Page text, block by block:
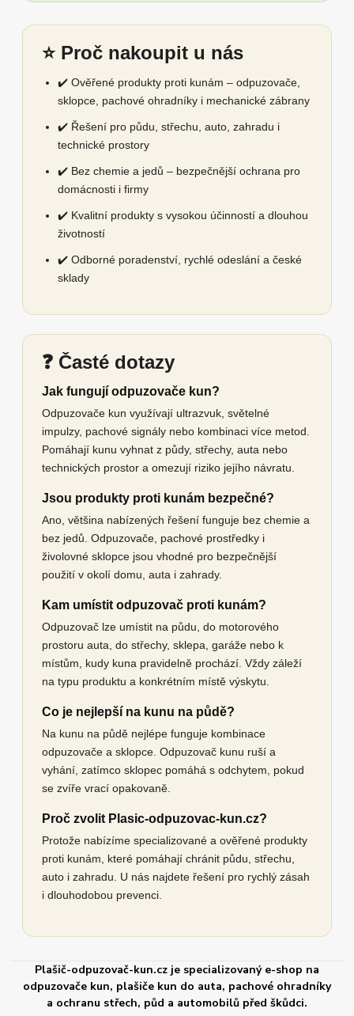
⭐ Proč nakoupit u nás
✔️ Ověřené produkty proti kunám – odpuzovače,
sklopce, pachové ohradníky i mechanické zábrany
✔️ Řešení pro půdu, střechu, auto, zahradu i
technické prostory
✔️ Bez chemie a jedů – bezpečnější ochrana pro
domácnosti i firmy
✔️ Kvalitní produkty s vysokou účinností a dlouhou
životností
✔️ Odborné poradenství, rychlé odeslání a české
sklady
❓ Časté dotazy
Jak fungují odpuzovače kun?
Odpuzovače kun využívají ultrazvuk, světelné
impulzy, pachové signály nebo kombinaci více metod.
Pomáhají kunu vyhnat z půdy, střechy, auta nebo
technických prostor a omezují riziko jejího návratu.
Jsou produkty proti kunám bezpečné?
Ano, většina nabízených řešení funguje bez chemie a
bez jedů. Odpuzovače, pachové prostředky i
živolovné sklopce jsou vhodné pro bezpečnější
použití v okolí domu, auta i zahrady.
Kam umístit odpuzovač proti kunám?
Odpuzovač lze umístit na půdu, do motorového
prostoru auta, do střechy, sklepa, garáže nebo k
místům, kudy kuna pravidelně prochází. Vždy záleží
na typu produktu a konkrétním místě výskytu.
Co je nejlepší na kunu na půdě?
Na kunu na půdě nejlépe funguje kombinace
odpuzovače a sklopce. Odpuzovač kunu ruší a
vyhání, zatímco sklopec pomáhá s odchytem, pokud
se zvíře vrací opakovaně.
Proč zvolit Plasic-odpuzovac-kun.cz?
Protože nabízíme specializované a ověřené produkty
proti kunám, které pomáhají chránit půdu, střechu,
auto i zahradu. U nás najdete řešení pro rychlý zásah
i dlouhodobou prevenci.
Plašič-odpuzovač-kun.cz je specializovaný e-shop na
odpuzovače kun, plašiče kun do auta, pachové ohradníky
a ochranu střech, půd a automobilů před škůdci.